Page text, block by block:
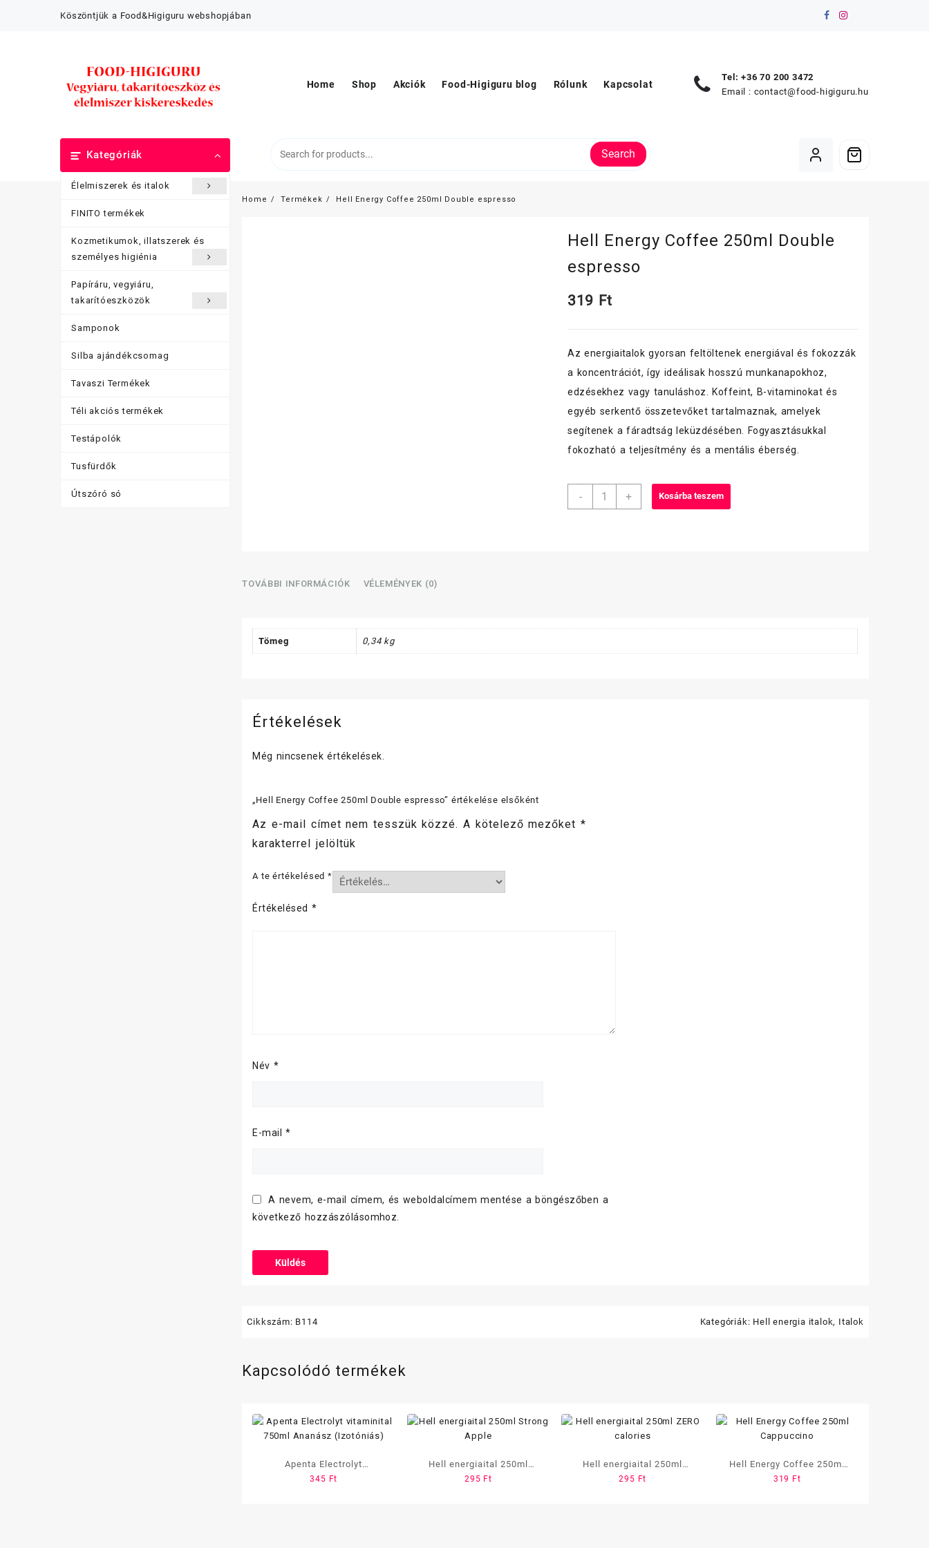
Köszöntjük a Food&Higiguru webshopjában
Home Shop Akciók Food-Higiguru blog Rólunk Kapcsolat
Tel: +36 70 200 3472
Email : contact@food-higiguru.hu
Kategóriák
Élelmiszerek és italok
FINITO termékek
Kozmetikumok, illatszerek és
személyes higiénia
Papíráru, vegyiáru,
takarítóeszközök
Samponok
Silba ajándékcsomag
Tavaszi Termékek
Téli akciós termékek
Testápolók
Tusfürdők
Útszóró só
Search
Home Termékek Hell Energy Coffee 250ml Double espresso
Hell Energy Coffee 250ml Double
espresso
319 Ft
Az energiaitalok gyorsan feltöltenek energiával és fokozzák
a koncentrációt, így ideálisak hosszú munkanapokhoz,
edzésekhez vagy tanuláshoz. Koffeint, B-vitaminokat és
egyéb serkentő összetevőket tartalmaznak, amelyek
segítenek a fáradtság leküzdésében. Fogyasztásukkal
fokozható a teljesítmény és a mentális éberség.
-
Hell
+ Kosárba teszem
TOVÁBBI INFORMÁCIÓK VÉLEMÉNYEK (0)
Tömeg 0,34 kg
Értékelések
Még nincsenek értékelések.
„Hell Energy Coffee 250ml Double espresso” értékelése elsőként
Az e-mail címet nem tesszük közzé. A kötelező mezőket *
karakterrel jelöltük
A te értékelésed *
Értékelésed *
Név *
E-mail*
A nevem, e-mail címem, és weboldalcímem mentése a böngészőben a
következő hozzászólásomhoz.
Cikkszám: B114 Kategóriák: Hell energia italok, Italok
Kapcsolódó termékek
Apenta Electrolyt
vitaminital 750ml Ananász
345 Ft
Hell energiaital 250ml
Strong Apple
295 Ft
Hell energiaital 250ml
ZERO calories
295 Ft
Hell Energy Coffee 250ml
Cappuccino
319 Ft